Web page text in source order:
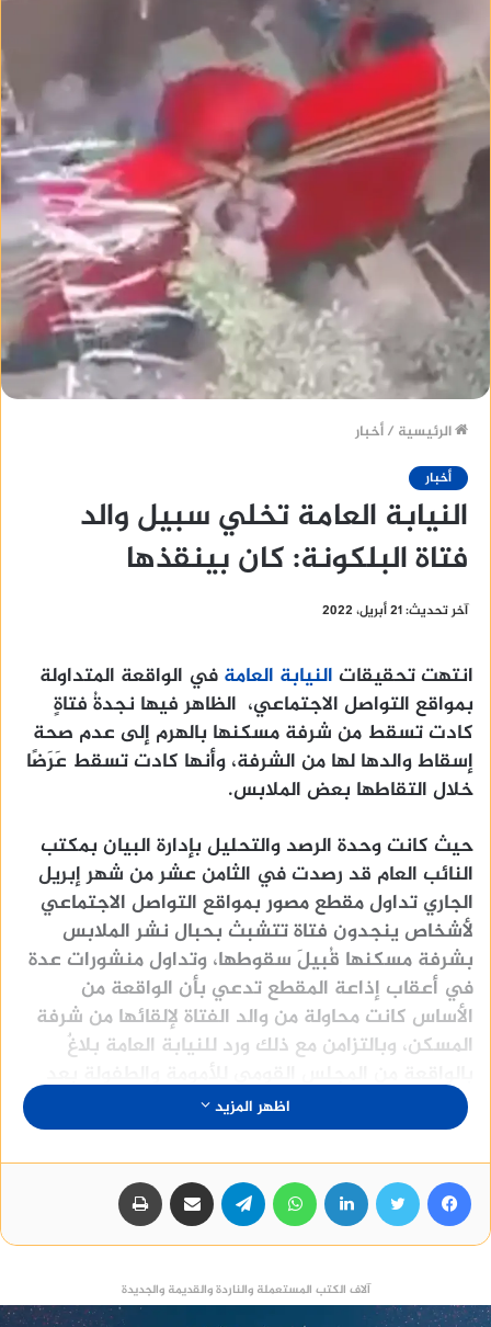
الرئيسية /أخبار
أخبار
النيابة العامة تخلي سبيل والد
فتاة البلكونة: كان بينقذها
آخر تحديث: 21 أبريل، 2022
انتهت تحقيقات النيابة العامة في الواقعة المتداولة
بمواقع التواصل الاجتماعي، الظاهر فيها نجدةُ فتاةٍ
كادت تسقط من شرفة مسكنها بالهرم إلى عدم صحة
إسقاط والدها لها من الشرفة، وأنها كادت تسقط عَرَضًا
خلال التقاطها بعض الملابس.
حيث كانت وحدة الرصد والتحليل بإدارة البيان بمكتب
النائب العام قد رصدت في الثامن عشر من شهر إبريل
الجاري تداول مقطع مصور بمواقع التواصل الاجتماعي
لأشخاص ينجدون فتاة تتشبث بحبال نشر الملابس
بشرفة مسكنها قُبيلَ سقوطها، وتداول منشورات عدة
في أعقاب إذاعة المقطع تدعي بأن الواقعة من
الأساس كانت محاولة من والد الفتاة لإلقائها من شرفة
المسكن، وبالتزامن مع ذلك ورد للنيابة العامة بلاغٌ
تلقي خطّ نجدة الطفل إخطارًا بها؛ فباشرت النيابة
العامة التحقيقات.
واستهلت النيابة العامة التحقيقات بتفريغ محتوى
الفيديو المتداوَل، وطلب تحريات الشرطة حول الواقعة
وصولًا لأشخاص مَن ظهروا به، فتوصلت لبيانات الطفلة
فتبينت أن سنَّها اثنتي عشرة سنة ميلادية، وقررت في
اظهر المزيد
آلاف الكتب المستعملة والناردة والقديمة والجديدة